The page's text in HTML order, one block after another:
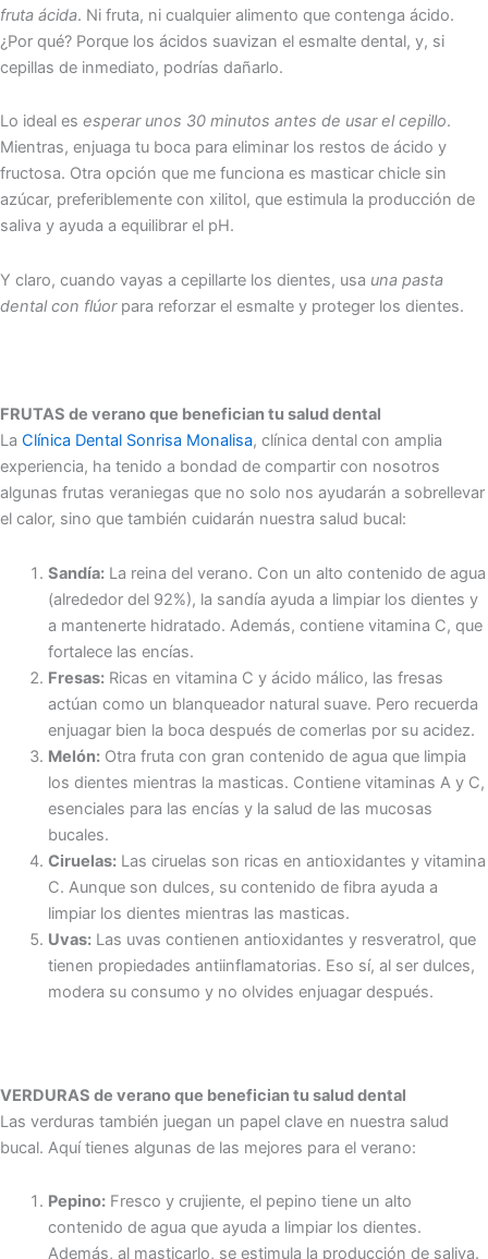
fruta ácida. Ni fruta, ni cualquier alimento que contenga ácido.
¿Por qué? Porque los ácidos suavizan el esmalte dental, y, si
cepillas de inmediato, podrías dañarlo.
Lo ideal es esperar unos 30 minutos antes de usar el cepillo.
Mientras, enjuaga tu boca para eliminar los restos de ácido y
fructosa. Otra opción que me funciona es masticar chicle sin
azúcar, preferiblemente con xilitol, que estimula la producción de
saliva y ayuda a equilibrar el pH.
Y claro, cuando vayas a cepillarte los dientes, usa una pasta
dental con flúorpara reforzar el esmalte y proteger los dientes.
FRUTAS de verano que benefician tu salud dental
La Clínica Dental Sonrisa Monalisa, clínica dental con amplia
experiencia, ha tenido a bondad de compartir con nosotros
algunas frutas veraniegas que no solo nos ayudarán a sobrellevar
el calor, sino que también cuidarán nuestra salud bucal:
Sandía:La reina del verano. Con un alto contenido de agua
(alrededor del 92%), la sandía ayuda a limpiar los dientes y
a mantenerte hidratado. Además, contiene vitamina C, que
fortalece las encías.
Fresas:Ricas en vitamina C y ácido málico, las fresas
actúan como un blanqueador natural suave. Pero recuerda
enjuagar bien la boca después de comerlas por su acidez.
Melón:Otra fruta con gran contenido de agua que limpia
los dientes mientras la masticas. Contiene vitaminas A y C,
esenciales para las encías y la salud de las mucosas
bucales.
Ciruelas:Las ciruelas son ricas en antioxidantes y vitamina
C. Aunque son dulces, su contenido de fibra ayuda a
limpiar los dientes mientras las masticas.
Uvas:Las uvas contienen antioxidantes y resveratrol, que
tienen propiedades antiinflamatorias. Eso sí, al ser dulces,
modera su consumo y no olvides enjuagar después.
VERDURAS de verano que benefician tu salud dental
Las verduras también juegan un papel clave en nuestra salud
bucal. Aquí tienes algunas de las mejores para el verano:
Pepino:Fresco y crujiente, el pepino tiene un alto
contenido de agua que ayuda a limpiar los dientes.
Además, al masticarlo, se estimula la producción de saliva.